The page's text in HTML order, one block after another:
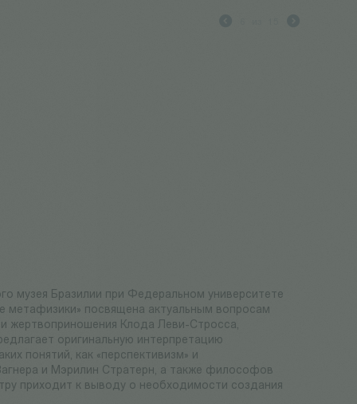
музея Бразилии при Федеральном университете
метафизики» посвящена актуальным вопросам
жертвоприношения Клода Леви-Стросса,
оригинальную интерпретацию
понятий, как «перспективизм» и
и Мэрилин Стратерн, а также философов
приходит к выводу о необходимости создания